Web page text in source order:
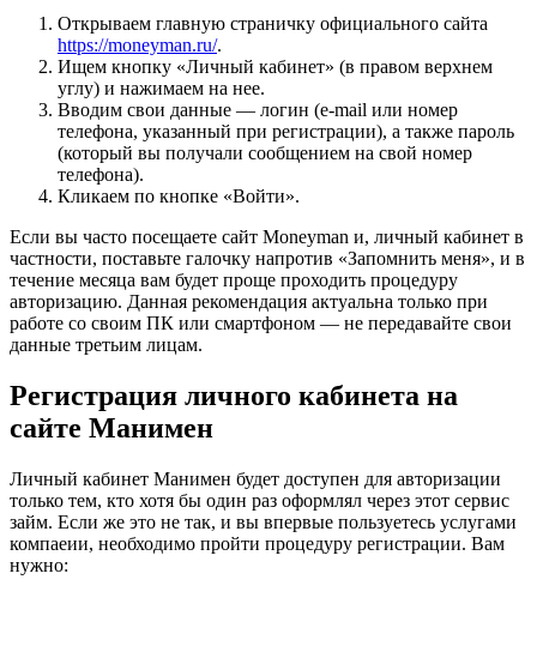
Открываем главную страничку официального сайта
https://moneyman.ru/.
Ищем кнопку «Личный кабинет» (в правом верхнем
углу) и нажимаем на нее.
Вводим свои данные — логин (e-mail или номер
телефона, указанный при регистрации), а также пароль
(который вы получали сообщением на свой номер
телефона).
Кликаем по кнопке «Войти».
Если вы часто посещаете сайт Moneyman и, личный кабинет в
частности, поставьте галочку напротив «Запомнить меня», и в
течение месяца вам будет проще проходить процедуру
авторизацию. Данная рекомендация актуальна только при
работе со своим ПК или смартфоном — не передавайте свои
данные третьим лицам.
Регистрация личного кабинета на
сайте Манимен
Личный кабинет Манимен будет доступен для авторизации
только тем, кто хотя бы один раз оформлял через этот сервис
займ. Если же это не так, и вы впервые пользуетесь услугами
компаеии, необходимо пройти процедуру регистрации. Вам
нужно: